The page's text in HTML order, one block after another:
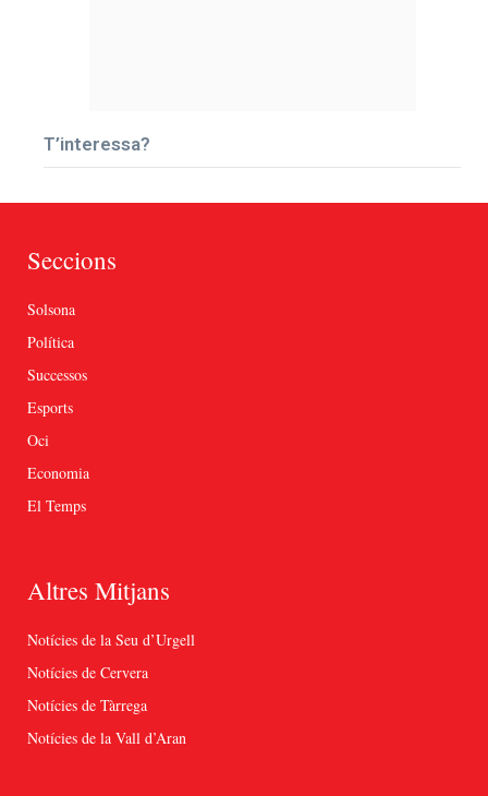
T’interessa?
Seccions
Solsona
Política
Successos
Esports
Oci
Economia
El Temps
Altres Mitjans
Notícies de la Seu d’Urgell
Notícies de Cervera
Notícies de Tàrrega
Notícies de la Vall d’Aran